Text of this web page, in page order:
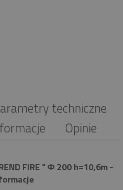
techniczne
Opinie
FIRE " Φ 200 h=10,6m -